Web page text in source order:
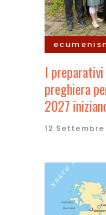
I
preghiera
2027
12 Settembre